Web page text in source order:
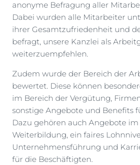
anonyme Befragung aller
Dabei wurden alle Mitarbeiter
ihrer Gesamtzufriedenheit und
befragt, unsere Kanzlei als
weiterzuempfehlen.
Zudem wurde der Bereich der
bewertet. Diese können
im Bereich der Vergütung,
sonstige Angebote und Benefits
Dazu gehören auch Angebote
Weiterbildung, ein faires
Unternehmensführung und
für die Beschäftigten.